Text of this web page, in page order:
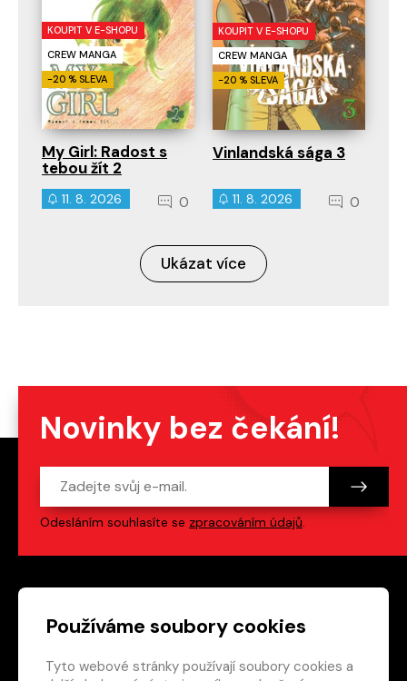
Používáme soubory cookies
Tyto webové stránky používají soubory cookies a
KOUPIT V E-SHOPU
CREW MANGA
-20 % SLEVA
My Girl: Radost s
tebou žít 2
11. 8. 2026 0
KOUPIT V E-SHOPU
CREW MANGA
-20 % SLEVA
Vinlandská sága 3
11. 8. 2026 0
Ukázat více
Novinky bez čekání!
Odesláním souhlasíte se zpracováním údajů
Patička webu Odkazy na sociální